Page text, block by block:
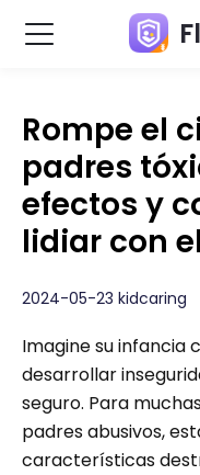
Rompe el
padres
efectos y
lidiar con
2024-05-23 kidcaring
Imagine su infancia
desarrollar
seguro. Para
padres abusivos,
características